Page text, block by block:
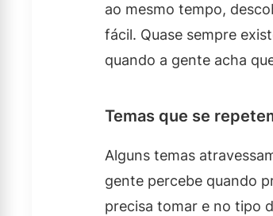
ao mesmo tempo,
fácil. Quase sempre
quando a gente acha
Temas que se
Alguns temas
gente percebe quando
precisa tomar e no tipo